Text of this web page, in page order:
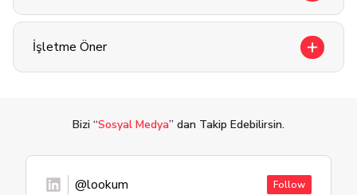
İşletme Öner
Bizi “Sosyal Medya” dan Takip Edebilirsin.
@lookum Follow